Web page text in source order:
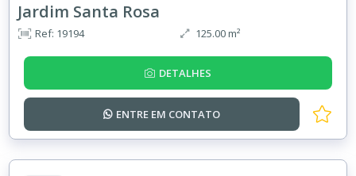
Jardim Santa Rosa
Ref: 19194 125.00 m²
DETALHES
ENTRE EM CONTATO